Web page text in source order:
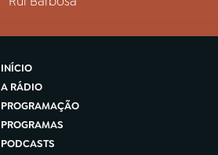
INÍCIO
A RÁDIO
PROGRAMAÇÃO
PROGRAMAS
PODCASTS